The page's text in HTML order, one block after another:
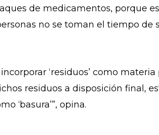
de medicamentos, porque
no se toman el tiempo de
‘residuos’ como
residuos a disposición final,
‘basura’”, opina.